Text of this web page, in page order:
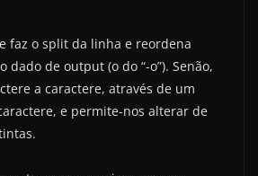
faz o split da linha e reordena
dado de output (o do “-o”). Senão,
a caractere, através de um
e permite-nos alterar de